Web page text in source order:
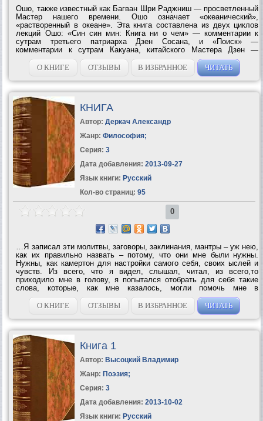
Ошо, также известный как Багван Шри Раджниш — просветленный
Мастер нашего времени. Ошо означает «океанический»,
«растворенный в океане». Эта книга составлена из двух циклов
лекций Ошо: «Син син мин: Книга ни о чем» — комментарии к
сутрам третьего патриарха Дзен Сосана, и «Поиск» —
комментарии к сутрам Какуана, китайского Мастера Дзен —
десять лекций, основанных на книге «Десять быков Дзен» и
вопросах искателей, прочитанные Ошо с...
О КНИГЕ ОТЗЫВЫ В ИЗБРАННОЕ ЧИТАТЬ
КНИГА
Автор: Деркач Александр
Жанр: Философия;
Серия: 3
Дата добавления: 2013-09-27
Язык книги: Русский
Кол-во страниц: 95
0
…Я записал эти молитвы, заговоры, заклинания, мантры – уж нею,
как их правильно назвать – потому, что они мне были нужны.
Нужны, как камертон для настройки самого себя, своих ыслей и
чувств. Из всего, что я видел, слышал, читал, из всего,то
приходило мне в голову, я попытался отобрать для себя такие
слова, которые, как мне казалось, могли помочь мне в
жизни.Которые могли бы стать пусть не руководством к действию,
но хотя бы нравственным...
О КНИГЕ ОТЗЫВЫ В ИЗБРАННОЕ ЧИТАТЬ
Книга 1
Автор: Высоцкий Владимир
Жанр: Поэзия;
Серия: 3
Дата добавления: 2013-10-02
Язык книги: Русский